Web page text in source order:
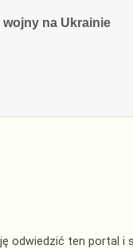
na Ukrainie
odwiedzić ten portal i